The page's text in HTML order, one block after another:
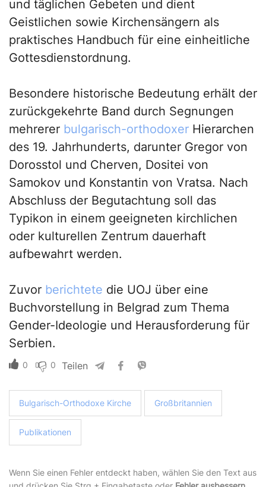
und täglichen Gebeten und dient
Geistlichen sowie Kirchensängern als
praktisches Handbuch für eine einheitliche
Gottesdienstordnung.
Besondere historische Bedeutung erhält der
zurückgekehrte Band durch Segnungen
mehrerer bulgarisch-orthodoxer Hierarchen
des 19. Jahrhunderts, darunter Gregor von
Dorosstol und Cherven, Dositei von
Samokov und Konstantin von Vratsa. Nach
Abschluss der Begutachtung soll das
Typikon in einem geeigneten kirchlichen
oder kulturellen Zentrum dauerhaft
aufbewahrt werden.
Zuvor berichtete die UOJ über eine
Buchvorstellung in Belgrad zum Thema
Gender-Ideologie und Herausforderung für
Serbien.
0 0 Teilen
Bulgarisch-Orthodoxe Kirche Großbritannien
Publikationen
Wenn Sie einen Fehler entdeckt haben, wählen Sie den Text aus